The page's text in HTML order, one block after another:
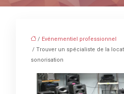
/ Evénementiel professionnel
/ Trouver un spécialiste de la
sonorisation